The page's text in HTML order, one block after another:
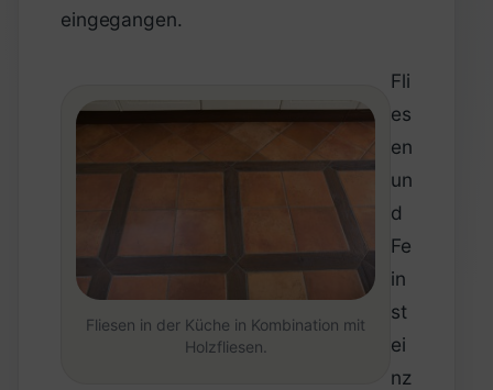
eingegangen.
Fliesen in der Küche in Kombination mit
Holzfliesen.
Fli
es
en
un
d
Fe
in
st
ei
nz